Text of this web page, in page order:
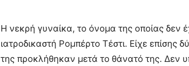
Η νεκρή γυναίκα, το όνομα της οποίας δεν
ιατροδικαστή Ρομπέρτο Τέστι. Είχε
της προκλήθηκαν μετά το θάνατό της. Δεν